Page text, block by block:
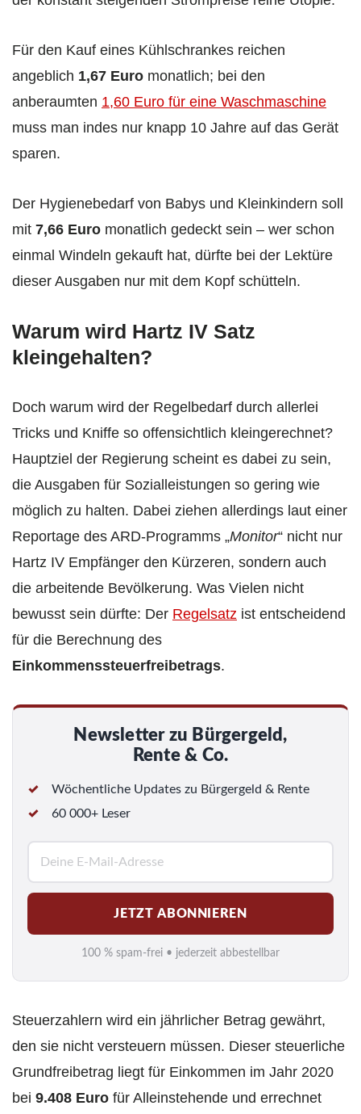
Für den Kauf eines Kühlschrankes reichen
angeblich 1,67 Euro monatlich; bei den
anberaumten 1,60 Euro für eine Waschmaschine
muss man indes nur knapp 10 Jahre auf das Gerät
sparen.
Der Hygienebedarf von Babys und Kleinkindern soll
mit 7,66 Euro monatlich gedeckt sein – wer schon
einmal Windeln gekauft hat, dürfte bei der Lektüre
dieser Ausgaben nur mit dem Kopf schütteln.
Warum wird Hartz IV Satz
kleingehalten?
Doch warum wird der Regelbedarf durch allerlei
Tricks und Kniffe so offensichtlich kleingerechnet?
Hauptziel der Regierung scheint es dabei zu sein,
die Ausgaben für Sozialleistungen so gering wie
möglich zu halten. Dabei ziehen allerdings laut einer
Reportage des ARD-Programms „Monitor“ nicht nur
Hartz IV Empfänger den Kürzeren, sondern auch
die arbeitende Bevölkerung. Was Vielen nicht
bewusst sein dürfte: Der Regelsatz ist entscheidend
für die Berechnung des
Einkommenssteuerfreibetrags.
Newsletter zu Bürgergeld,
Rente & Co.
Wöchentliche Updates zu Bürgergeld & Rente
60 000+ Leser
M
a
i
l
*
JETZT ABONNIEREN
100 % spam-frei • jederzeit abbestellbar
Steuerzahlern wird ein jährlicher Betrag gewährt,
den sie nicht versteuern müssen. Dieser steuerliche
Grundfreibetrag liegt für Einkommen im Jahr 2020
bei 9.408 Euro für Alleinstehende und errechnet